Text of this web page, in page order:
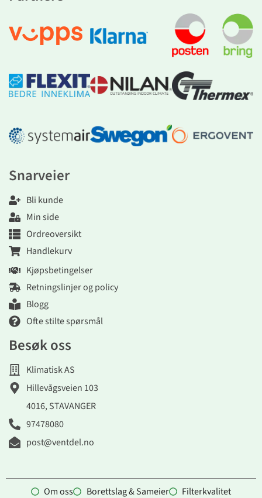
Snarveier
Bli kunde
Min side
Ordreoversikt
Handlekurv
Kjøpsbetingelser
Retningslinjer og policy
Blogg
Ofte stilte spørsmål
Besøk oss
Klimatisk AS
Hillevågsveien 103
4016, STAVANGER
97478080
post@ventdel.no
Om oss Borettslag & Sameier Filterkvalitet